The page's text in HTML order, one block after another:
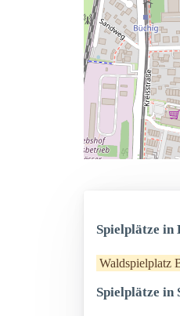
Spielplätze in
Waldspielplatz
Spielplätze in